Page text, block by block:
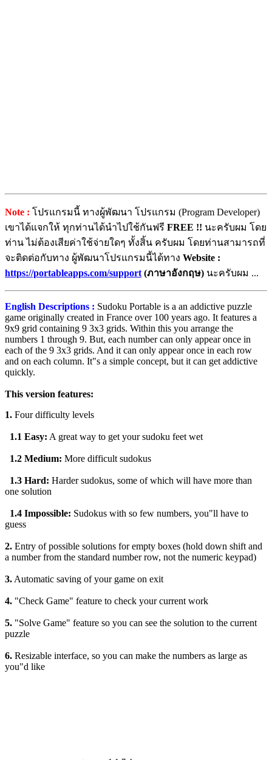
Note : โปรแกรมนี้ ทางผู้พัฒนา โปรแกรม (Program Developer)
เขาได้แจกให้ ทุกท่านได้นำไปใช้กันฟรี FREE !! นะครับผม โดย
ท่าน ไม่ต้องเสียค่าใช้จ่ายใดๆ ทั้งสิ้น ครับผม โดยท่านสามารถที่
จะติดต่อกับทาง ผู้พัฒนาโปรแกรมนี้ได้ทาง Website :
https://portableapps.com/support (ภาษาอังกฤษ) นะครับผม ...
English Descriptions : Sudoku Portable is a an addictive puzzle
game originally created in France over 100 years ago. It features a
9x9 grid containing 9 3x3 grids. Within this you arrange the
numbers 1 through 9. But, each number can only appear once in
each of the 9 3x3 grids. And it can only appear once in each row
and on each column. It"s a simple concept, but it can get addictive
quickly.
This version features:
1. Four difficulty levels
1.1 Easy: A great way to get your sudoku feet wet
1.2 Medium: More difficult sudokus
1.3 Hard: Harder sudokus, some of which will have more than
one solution
1.4 Impossible: Sudokus with so few numbers, you"ll have to
guess
2. Entry of possible solutions for empty boxes (hold down shift and
a number from the standard number row, not the numeric keypad)
3.Automatic saving of your game on exit
4. "Check Game" feature to check your current work
5. "Solve Game" feature so you can see the solution to the current
puzzle
6. Resizable interface, so you can make the numbers as large as
you"d like